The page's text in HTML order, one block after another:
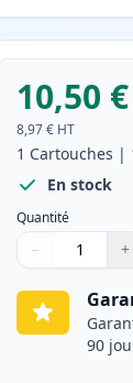
10,50 €
8,97 € HT
1 Cartouches |
En stock
Quantité
Quantité
Utilisez les
− +
Quantité
90